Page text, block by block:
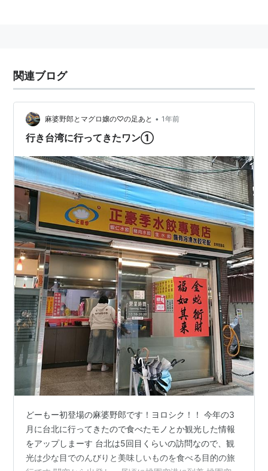
関連ブログ
麻婆野郎とマグロ嬢の♡の足あと • 1年前
行き台湾に行ってきたワン①
どーもー初登場の麻婆野郎です！ヨロシク！！ 今年の3
月に台北に行ってきたので食べたモノとか観光した情報
をアップしまーす 台北は5回目くらいの訪問なので、観
光は少な目でのんびりと美味しいものを食べる目的の旅